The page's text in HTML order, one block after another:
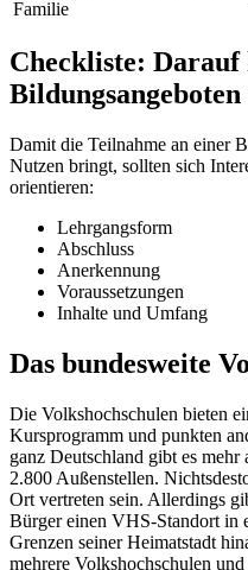
Familie
Checkliste: Darauf
Bildungsangeboten
Damit die Teilnahme an einer
Nutzen bringt, sollten sich
orientieren:
Lehrgangsform
Abschluss
Anerkennung
Voraussetzungen
Inhalte und Umfang
Das bundesweite
Die Volkshochschulen bieten
Kursprogramm und punkten
ganz Deutschland gibt es
2.800 Außenstellen.
Ort vertreten sein. Allerdings
Bürger einen VHS-Standort in
Grenzen seiner Heimatstadt
mehrere Volkshochschulen